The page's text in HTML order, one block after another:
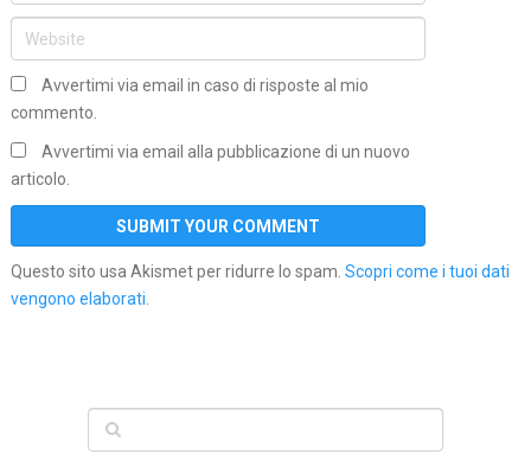
Avvertimi via email in caso di risposte al mio
commento.
Avvertimi via email alla pubblicazione di un nuovo
articolo.
Questo sito usa Akismet per ridurre lo spam. Scopri come i tuoi dati
vengono elaborati.